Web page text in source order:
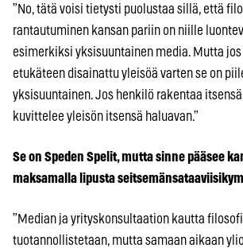
”No, tätä voisi tietysti puolustaa sillä, että
rantautuminen kansan pariin on niille
esimerkiksi yksisuuntainen media. Mutta
etukäteen disainattu yleisöä varten se on
yksisuuntainen. Jos henkilö rakentaa
kuvittelee yleisön itsensä haluavan.”
Se on Speden Spelit, mutta sinne pääsee
maksamalla lipusta
”Median ja yrityskonsultaation kautta
tuotannollistetaan, mutta samaan aikaan